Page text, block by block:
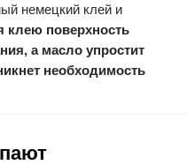
немецкий клей и
клею поверхность
а масло упростит
необходимость